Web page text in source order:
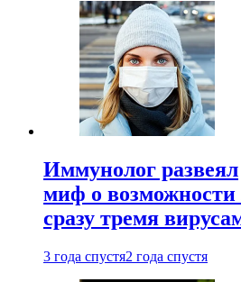
Иммунолог развеял
миф о возможности
сразу тремя
3 года спустя2 года спустя